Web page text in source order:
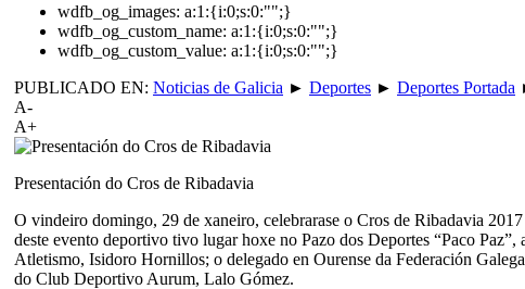
wdfb_og_images: a:1:{i:0;s:0:"";}
wdfb_og_custom_name: a:1:{i:0;s:0:"";}
wdfb_og_custom_value: a:1:{i:0;s:0:"";}
PUBLICADO EN: Noticias de Galicia ► Deportes ► Deportes Portada
A-
A+
Presentación do Cros de Ribadavia
O vindeiro domingo, 29 de xaneiro, celebrarase o Cros de Ribadavia
deste evento deportivo tivo lugar hoxe no Pazo dos Deportes “Paco
Atletismo, Isidoro Hornillos; o delegado en Ourense da Federación
do Club Deportivo Aurum, Lalo Gómez.